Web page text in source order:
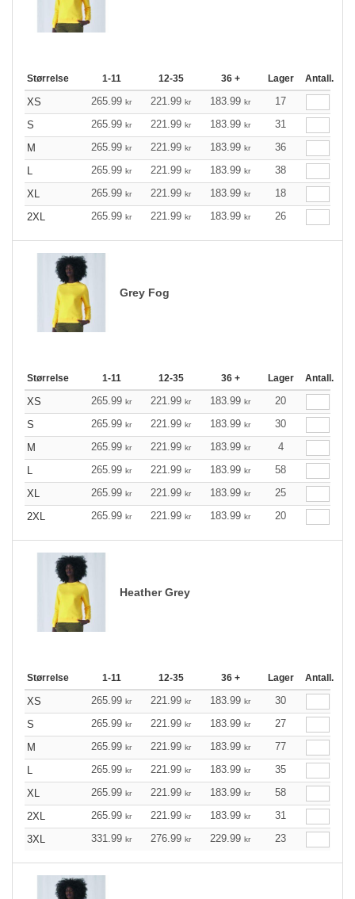
Størrelse 1-11 12-35 36 + Lager Antall.
XS 265.99 kr 221.99 kr 183.99 kr
17
S
265.99 kr 221.99 kr 183.99 kr
31
M
265.99 kr 221.99 kr 183.99 kr
36
L
265.99 kr 221.99 kr 183.99 kr
38
XL
265.99 kr 221.99 kr 183.99 kr
18
2XL
265.99 kr 221.99 kr 183.99 kr 26
Grey Fog
Størrelse 1-11 12-35 36 + Lager Antall.
XS 265.99 kr 221.99 kr 183.99 kr
20
S
265.99 kr 221.99 kr 183.99 kr
30
M
265.99 kr 221.99 kr 183.99 kr
4
L
265.99 kr 221.99 kr 183.99 kr
58
XL
265.99 kr 221.99 kr 183.99 kr
25
2XL
265.99 kr 221.99 kr 183.99 kr 20
Heather Grey
Størrelse 1-11 12-35 36 + Lager Antall.
XS 265.99 kr 221.99 kr 183.99 kr
30
S
265.99 kr 221.99 kr 183.99 kr
27
M
265.99 kr 221.99 kr 183.99 kr
77
L
265.99 kr 221.99 kr 183.99 kr
35
XL
265.99 kr 221.99 kr 183.99 kr
58
2XL
265.99 kr 221.99 kr 183.99 kr
31
3XL
331.99 kr 276.99 kr 229.99 kr 23